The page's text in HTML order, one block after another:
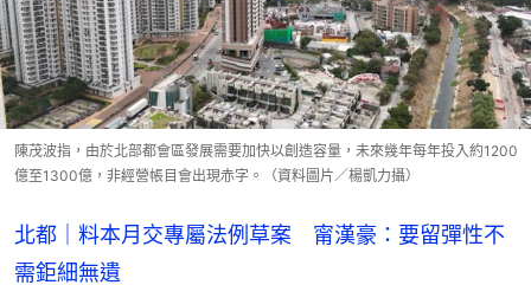
陳茂波指，由於北部都會區發展需要加快以創造容量，未來幾年每年投入約1200
億至1300億，非經營帳目會出現赤字。（資料圖片／楊凱力攝）
北都｜料本月交專屬法例草案 甯漢豪：要留彈性不
需鉅細無遺